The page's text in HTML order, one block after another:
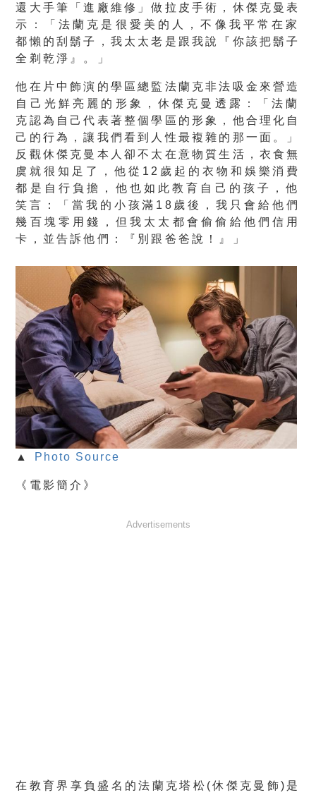
還大手筆「進廠維修」做拉皮手術， 休傑克曼表
示：「法蘭克是很愛美的人，不像我平常在家
都懶的刮鬍子，我太太老是跟我說『 你該把鬍子
全剃乾淨』。」
他在片中飾演的學區總監法蘭克非法吸金來營造
自己光鮮亮麗的形象
，休傑克曼透露：「法蘭
克認為自己代表著整個學區的形象， 他合理化自
己的行為，讓我們看到人性最複雜的那一面。」
反觀休傑克曼本人卻不太在意物質生活，衣食無
虞就很知足了，他從 12歲起的衣物和娛樂消費
都是自行負擔， 他也如此教育自己的孩子，他
笑言：「當我的小孩滿18歲後，我只會給他們
幾百塊零用錢，但我太太都會偷偷給他們信用
卡， 並告訴他們：『別跟爸爸說！』」
▲ Photo Source
《電影簡介》
Advertisements
在教育界享負盛名的法蘭克塔松(休傑克曼飾)是